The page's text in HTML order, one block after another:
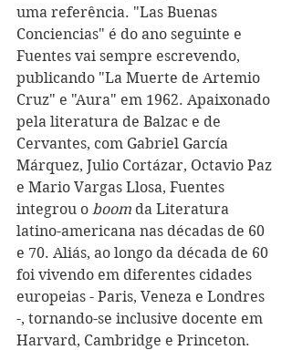
uma referência. "Las Buenas
Conciencias" é do ano seguinte e
Fuentes vai sempre escrevendo,
publicando "La Muerte de Artemio
Cruz" e "Aura" em 1962. Apaixonado
pela literatura de Balzac e de
Cervantes, com Gabriel García
Márquez, Julio Cortázar, Octavio Paz
e Mario Vargas Llosa, Fuentes
integrou o boom da Literatura
latino-americana nas décadas de 60
e 70. Aliás, ao longo da década de 60
foi vivendo em diferentes cidades
europeias - Paris, Veneza e Londres
-, tornando-se inclusive docente em
Harvard, Cambridge e Princeton.